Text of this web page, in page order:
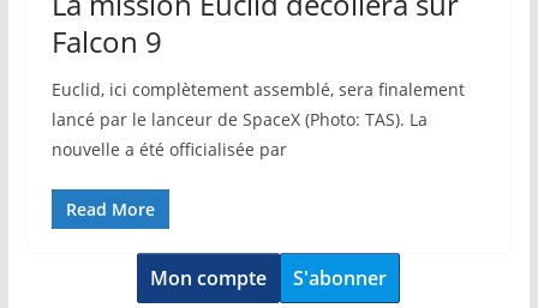
Falcon 9
Euclid, ici complètement assemblé, sera finalement
lancé par le lanceur de SpaceX (Photo: TAS). La
nouvelle a été officialisée par
Read More
Mon compte S'abonner